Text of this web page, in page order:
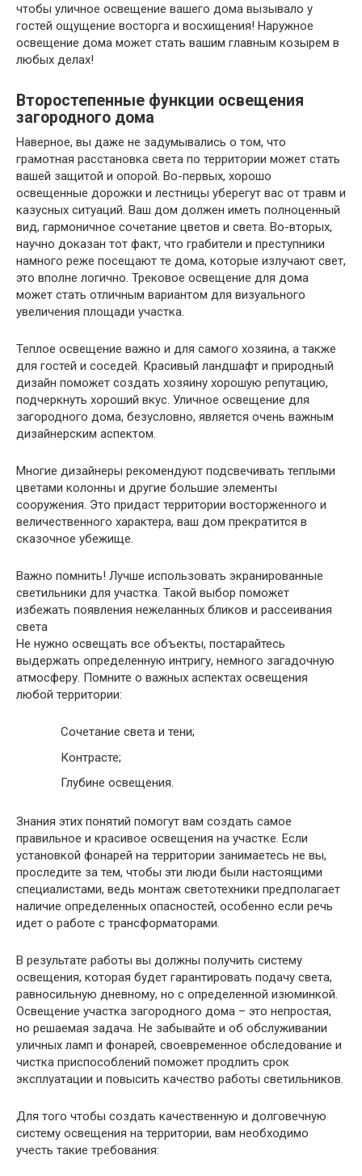
чтобы уличное освещение вашего дома вызывало у
гостей ощущение восторга и восхищения! Наружное
освещение дома может стать вашим главным козырем в
любых делах!
Второстепенные функции освещения
загородного дома
Наверное, вы даже не задумывались о том, что
грамотная расстановка света по территории может стать
вашей защитой и опорой. Во-первых, хорошо
освещенные дорожки и лестницы уберегут вас от травм и
казусных ситуаций. Ваш дом должен иметь полноценный
вид, гармоничное сочетание цветов и света. Во-вторых,
научно доказан тот факт, что грабители и преступники
намного реже посещают те дома, которые излучают свет,
это вполне логично. Трековое освещение для дома
может стать отличным вариантом для визуального
увеличения площади участка.
Теплое освещение важно и для самого хозяина, а также
для гостей и соседей. Красивый ландшафт и природный
дизайн поможет создать хозяину хорошую репутацию,
подчеркнуть хороший вкус. Уличное освещение для
загородного дома, безусловно, является очень важным
дизайнерским аспектом.
Многие дизайнеры рекомендуют подсвечивать теплыми
цветами колонны и другие большие элементы
сооружения. Это придаст территории восторженного и
величественного характера, ваш дом прекратится в
сказочное убежище.
Важно помнить! Лучше использовать экранированные
светильники для участка. Такой выбор поможет
избежать появления нежеланных бликов и рассеивания
света
Не нужно освещать все объекты, постарайтесь
выдержать определенную интригу, немного загадочную
атмосферу. Помните о важных аспектах освещения
любой территории:
Сочетание света и тени;
Контрасте;
Глубине освещения.
Знания этих понятий помогут вам создать самое
правильное и красивое освещения на участке. Если
установкой фонарей на территории занимаетесь не вы,
проследите за тем, чтобы эти люди были настоящими
специалистами, ведь монтаж светотехники предполагает
наличие определенных опасностей, особенно если речь
идет о работе с трансформаторами.
В результате работы вы должны получить систему
освещения, которая будет гарантировать подачу света,
равносильную дневному, но с определенной изюминкой.
Освещение участка загородного дома – это непростая,
но решаемая задача. Не забывайте и об обслуживании
уличных ламп и фонарей, своевременное обследование и
чистка приспособлений поможет продлить срок
эксплуатации и повысить качество работы светильников.
Для того чтобы создать качественную и долговечную
систему освещения на территории, вам необходимо
учесть такие требования: